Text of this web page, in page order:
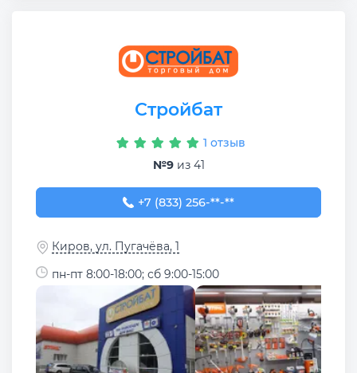
Стройбат
1 отзыв
№9из 41
+7 (833) 256-35-63
+7 (833) 256-**-**
Киров, ул. Пугачёва, 1
пн-пт 8:00-18:00; сб 9:00-15:00